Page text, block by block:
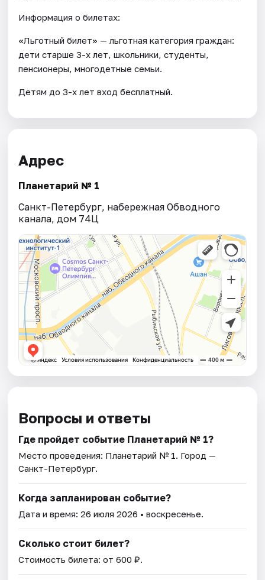
Информация о билетах:
«Льготный билет» — льготная категория граждан:
дети старше 3-х лет, школьники, студенты,
пенсионеры, многодетные семьи.
Детям до 3-х лет вход бесплатный.
Адрес
Планетарий № 1
Санкт-Петербург, набережная Обводного
канала, дом 74Ц
Вопросы и ответы
Где пройдет событие Планетарий № 1?
Место проведения: Планетарий № 1. Город —
Санкт-Петербург.
Когда запланирован событие?
Дата и время:26 июля 2026 • воскресенье.
Сколько стоит билет?
Стоимость билета: от 600 ₽.